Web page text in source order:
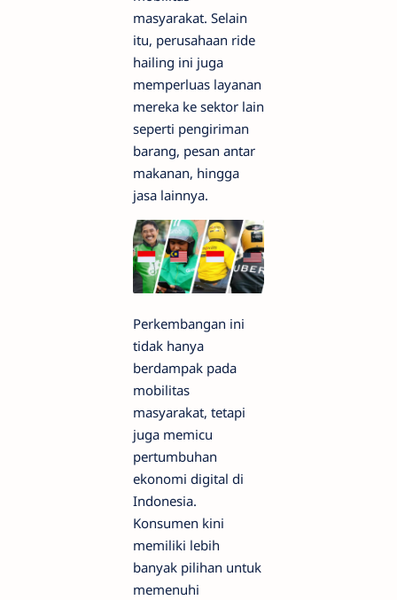
masyarakat. Selain
itu, perusahaan ride
hailing ini juga
memperluas layanan
mereka ke sektor lain
seperti pengiriman
barang, pesan antar
makanan, hingga
jasa lainnya.
Perkembangan ini
tidak hanya
berdampak pada
mobilitas
masyarakat, tetapi
juga memicu
pertumbuhan
ekonomi digital di
Indonesia.
Konsumen kini
memiliki lebih
banyak pilihan untuk
memenuhi